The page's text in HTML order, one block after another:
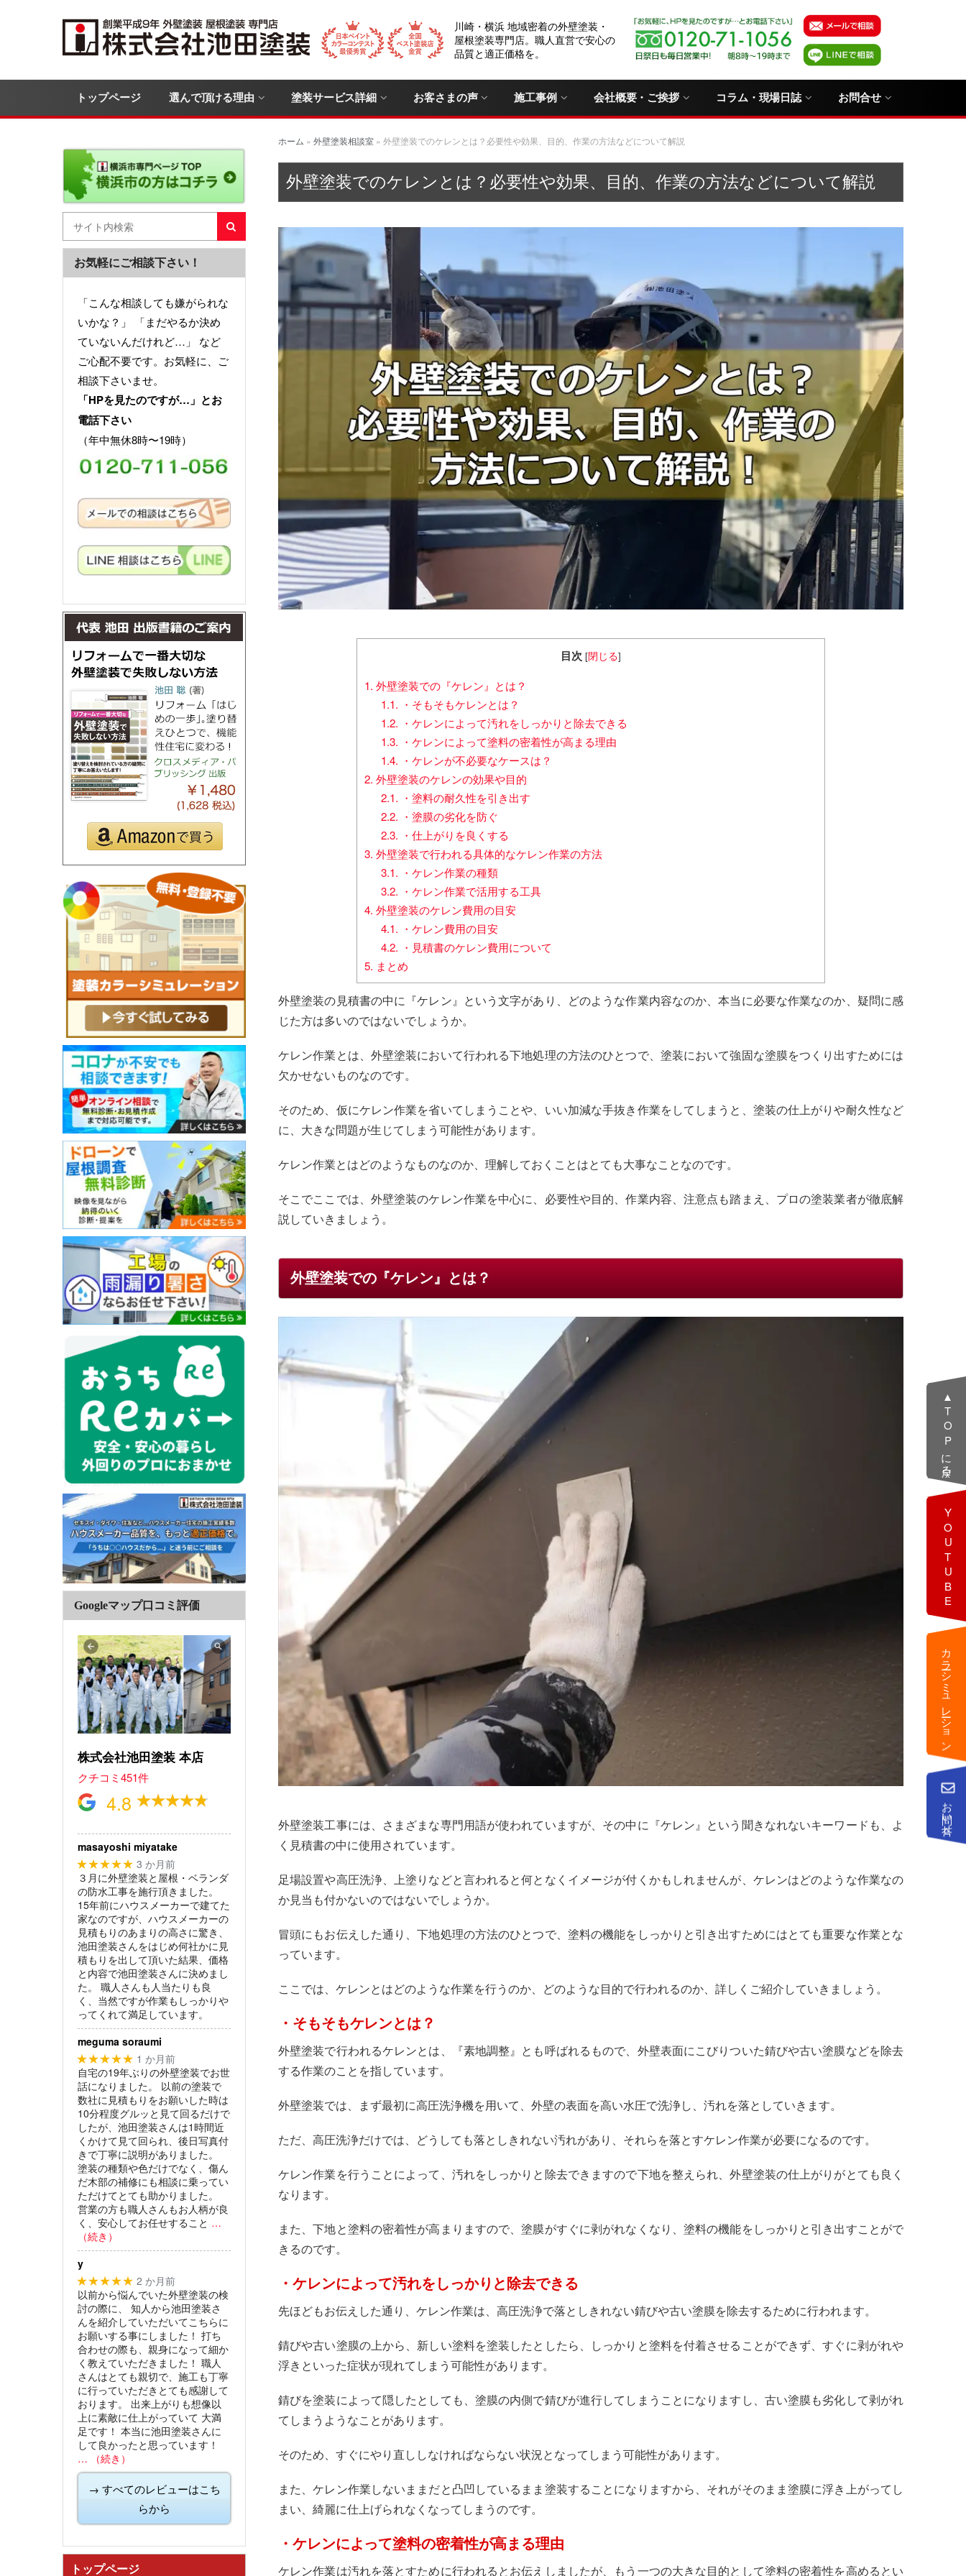
川崎・横浜 地域密着の外壁塗装・
屋根塗装専門店。職人直営で安心の
品質と適正価格を。
トップページ 選んで頂ける理由 塗装サービス詳細 お客さまの声 施工事例 会社概要・ご挨拶 コラム・現場日誌 お問合せ
ホーム » 外壁塗装相談室 » 外壁塗装でのケレンとは？必要性や効果、目的、作業の方法などについて解説
外壁塗装でのケレンとは？必要性や効果、目的、作業の方法などについて解説
目次 [閉じる]
1. 外壁塗装での『ケレン』とは？
1.1. ・そもそもケレンとは？
1.2. ・ケレンによって汚れをしっかりと除去できる
1.3. ・ケレンによって塗料の密着性が高まる理由
1.4. ・ケレンが不必要なケースは？
2. 外壁塗装のケレンの効果や目的
2.1. ・塗料の耐久性を引き出す
2.2. ・塗膜の劣化を防ぐ
2.3. ・仕上がりを良くする
3. 外壁塗装で行われる具体的なケレン作業の方法
3.1. ・ケレン作業の種類
3.2. ・ケレン作業で活用する工具
4. 外壁塗装のケレン費用の目安
4.1. ・ケレン費用の目安
4.2. ・見積書のケレン費用について
5. まとめ
外壁塗装の見積書の中に『ケレン』という文字があり、どのような作業内容なのか、本当に必要な作業なのか、疑問に感
じた方は多いのではないでしょうか。
ケレン作業とは、外壁塗装において行われる下地処理の方法のひとつで、塗装において強固な塗膜をつくり出すためには
欠かせないものなのです。
そのため、仮にケレン作業を省いてしまうことや、いい加減な手抜き作業をしてしまうと、塗装の仕上がりや耐久性など
に、大きな問題が生じてしまう可能性があります。
ケレン作業とはどのようなものなのか、理解しておくことはとても大事なことなのです。
そこでここでは、外壁塗装のケレン作業を中心に、必要性や目的、作業内容、注意点も踏まえ、プロの塗装業者が徹底解
説していきましょう。
外壁塗装での『ケレン』とは？
外壁塗装工事には、さまざまな専門用語が使われていますが、その中に『ケレン』という聞きなれないキーワードも、よ
く見積書の中に使用されています。
足場設置や高圧洗浄、上塗りなどと言われると何となくイメージが付くかもしれませんが、ケレンはどのような作業なの
か見当も付かないのではないでしょうか。
冒頭にもお伝えした通り、下地処理の方法のひとつで、塗料の機能をしっかりと引き出すためにはとても重要な作業とな
っています。
ここでは、ケレンとはどのような作業を行うのか、どのような目的で行われるのか、詳しくご紹介していきましょう。
・そもそもケレンとは？
外壁塗装で行われるケレンとは、『素地調整』とも呼ばれるもので、外壁表面にこびりついた錆びや古い塗膜などを除去
する作業のことを指しています。
外壁塗装では、まず最初に高圧洗浄機を用いて、外壁の表面を高い水圧で洗浄し、汚れを落としていきます。
ただ、高圧洗浄だけでは、どうしても落としきれない汚れがあり、それらを落とすケレン作業が必要になるのです。
ケレン作業を行うことによって、汚れをしっかりと除去できますので下地を整えられ、外壁塗装の仕上がりがとても良く
なります。
また、下地と塗料の密着性が高まりますので、塗膜がすぐに剥がれなくなり、塗料の機能をしっかりと引き出すことがで
きるのです。
・ケレンによって汚れをしっかりと除去できる
先ほどもお伝えした通り、ケレン作業は、高圧洗浄で落としきれない錆びや古い塗膜を除去するために行われます。
錆びや古い塗膜の上から、新しい塗料を塗装したとしたら、しっかりと塗料を付着させることができず、すぐに剥がれや
浮きといった症状が現れてしまう可能性があります。
錆びを塗装によって隠したとしても、塗膜の内側で錆びが進行してしまうことになりますし、古い塗膜も劣化して剥がれ
てしまうようなことがあります。
そのため、すぐにやり直ししなければならない状況となってしまう可能性があります。
また、ケレン作業しないままだと凸凹しているまま塗装することになりますから、それがそのまま塗膜に浮き上がってし
まい、綺麗に仕上げられなくなってしまうのです。
・ケレンによって塗料の密着性が高まる理由
ケレン作業は汚れを落とすために行われるとお伝えしましたが、もう一つの大きな目的として塗料の密着性を高めるとい
お気軽にご相談下さい！
「こんな相談しても嫌がられな
いかな？」 「まだやるか決め
ていないんだけれど…」 など
ご心配不要です。お気軽に、ご
相談下さいませ。
「HPを見たのですが…」とお
電話下さい
（年中無休8時〜19時）
Googleマップ口コミ評価
株式会社池田塗装 本店
クチコミ451件
4.8
masayoshi miyatake
★★★★★ 3 か月前
３月に外壁塗装と屋根・ベランダ
の防水工事を施行頂きました。
15年前にハウスメーカーで建てた
家なのですが、ハウスメーカーの
見積もりのあまりの高さに驚き、
池田塗装さんをはじめ何社かに見
積もりを出して頂いた結果、価格
と内容で池田塗装さんに決めまし
た。
職人さんも人当たりも良
く、当然ですが作業もしっかりや
ってくれて満足しています。
meguma soraumi
★★★★★ 1 か月前
自宅の19年ぶりの外壁塗装でお世
話になりました。
以前の塗装で
数社に見積もりをお願いした時は
10分程度グルッと見て回るだけで
したが、池田塗装さんは1時間近
くかけて見て回られ、後日写真付
きで丁寧に説明がありました。
塗装の種類や色だけでなく、傷ん
だ木部の補修にも相談に乗ってい
ただけてとても助かりました。
営業の方も職人さんもお人柄が良
く、安心してお任せすること …
（続き）
y
★★★★★ 2 か月前
以前から悩んでいた外壁塗装の検
討の際に、
知人から池田塗装さ
んを紹介していただいてこちらに
お願いする事にしました！ 打ち
合わせの際も、親身になって細か
く教えていただきました！ 職人
さんはとても親切で、施工も丁寧
に行っていただきとても感謝して
おります。
出来上がりも想像以
上に素敵に仕上がっていて 大満
足です！ 本当に池田塗装さんに
して良かったと思っています！
… （続き）
→ すべてのレビューはこち
らから
トップページ
▲TOPに戻る
YOUTUBE
カラーシミュレーション
お問い合せ